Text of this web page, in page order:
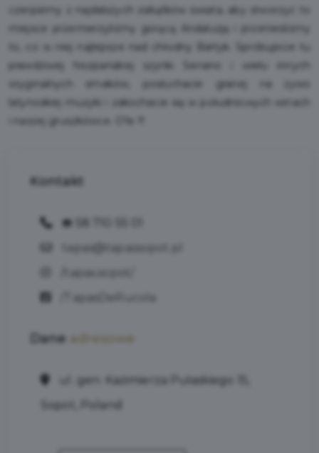
czerpiemy z najdalszych zakątków świata, aby stworzyć to
miejsce przemierzyliśmy gorącą Andaluzję i przenieśliśmy
to, co w niej najlepsze nad chłodny Bałtyk. Spróbujecie tu
prawdziwej hiszpańskiej szynki Serrano i wielu innych
oryginalnych smaków, posłuchacie granej na żywo
latynoskiej muzyki i zakochacie się w południowych winach
i naszej gruszkówce. O'le !!!
Kontakt
☎️ 58 710 55 01
tapas@tapassopot.pl
/tapas.sopot/
/TapasDeRucola
Dane adresowe
ul. gen. Kazimierza Pułaskiego 15,
Sopot, Poland